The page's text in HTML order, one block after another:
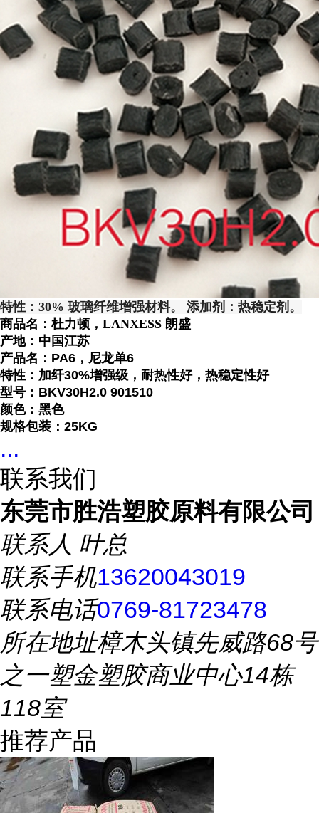
特性：30% 玻璃纤维增强材料。 添加剂：热稳定剂。
商品名：杜力顿， LANXESS 朗盛
产地：中国江苏
产品名：PA6，尼龙单6
特性：加纤30%增强级，耐热性好，热稳定性好
型号：BKV30H2.0 901510
颜色：黑色
规格包装：25KG
...
联系我们
东莞市胜浩塑胶原料有限公司
联系人 叶总
联系手机13620043019
联系电话0769-81723478
所在地址樟木头镇先威路68号
之一塑金塑胶商业中心14栋
118室
推荐产品